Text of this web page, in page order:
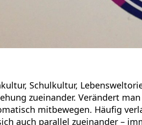
Schulkultur,
zueinander. Verändert
mitbewegen. Häufig
auch parallel zueinander –